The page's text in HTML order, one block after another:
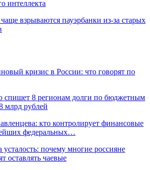
интеллекта
взрываются пауэрбанки из-за старых
кризис в России: что говорят по
спишет 8 регионам долги по бюджетным
млрд рублей
кто контролирует финансовые
федеральных…
усталость: почему многие россияне
оставлять чаевые